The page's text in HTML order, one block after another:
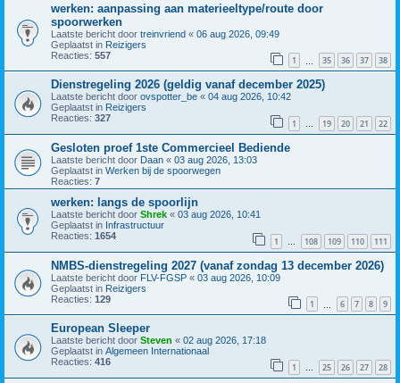
werken: aanpassing aan materieeltype/route door
spoorwerken
Laatste bericht door treinvriend « 06 aug 2026, 09:49
Geplaatst in Reizigers
Reacties: 557 1 35 36 37 38
Dienstregeling 2026 (geldig vanaf december 2025)
Laatste bericht door ovspotter_be « 04 aug 2026, 10:42
Geplaatst in Reizigers
Reacties: 327 1 … 19 20 21 22
Gesloten proef 1ste Commercieel Bediende
Laatste bericht door Daan « 03 aug 2026, 13:03
Geplaatst in Werken bij de spoorwegen
Reacties: 7
werken: langs de spoorlijn
Laatste bericht door Shrek « 03 aug 2026, 10:41
Geplaatst in Infrastructuur
Reacties: 1654 1 … 108 109 110 111
NMBS-dienstregeling 2027 (vanaf zondag 13 december 2026)
Laatste bericht door FLV-FGSP « 03 aug 2026, 10:09
Geplaatst in Reizigers
Reacties: 129 1 6 7 8 9
European Sleeper
Laatste bericht door Steven « 02 aug 2026, 17:18
Geplaatst in Algemeen Internationaal
Reacties: 416 1 … 25 26 27 28